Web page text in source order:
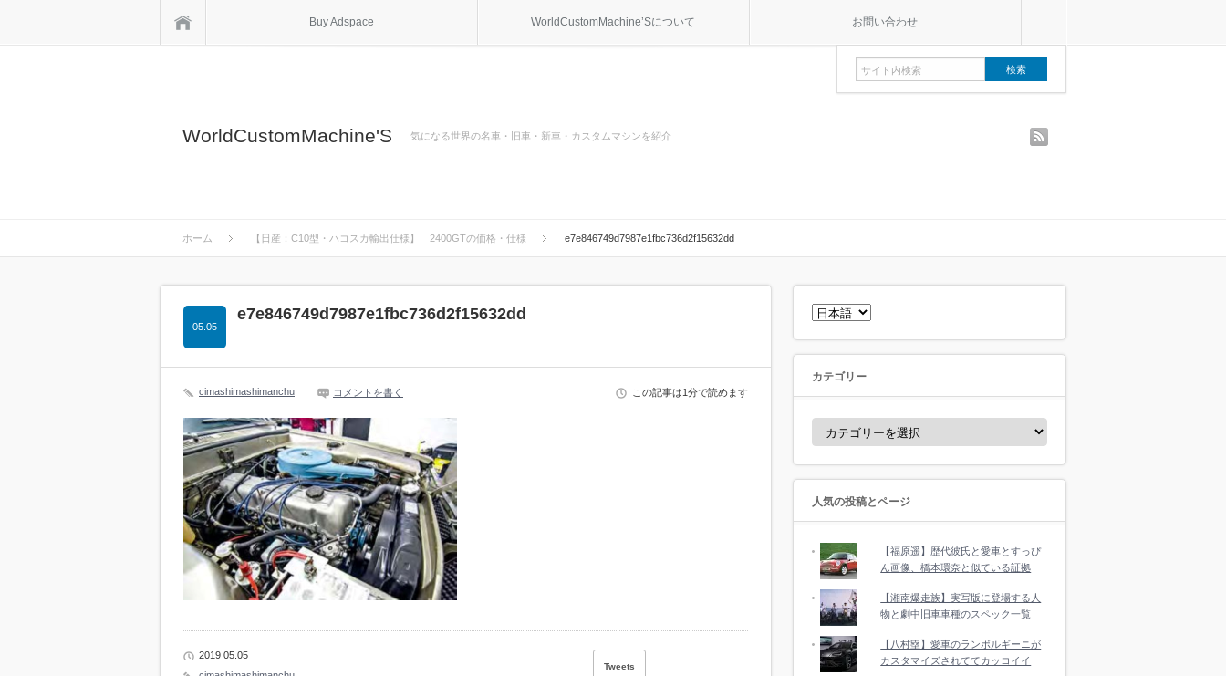
Buy Adspace WorldCustomMachine’Sについて お問い合わせ
WorldCustomMachine'S 気になる世界の名車・旧車・新車・カスタムマシンを紹介
ホーム 【日産：C10型・ハコスカ輸出仕様】 2400GTの価格・仕様 e7e846749d7987e1fbc736d2f15632dd
e7e846749d7987e1fbc736d2f15632dd
05.05
cimashimashimanchu コメントを書く この記事は1分で読めます
2019 05.05
Tweets
言
語
カテゴリー
人気の投稿とページ
【福原遥】歴代彼氏と愛車とすっぴ
ん画像、橋本環奈と似ている証拠
【湘南爆走族】実写版に登場する人
物と劇中旧車車種のスペック一覧
【八村塁】愛車のランボルギーニが
カスタマイズされててカッコイイ